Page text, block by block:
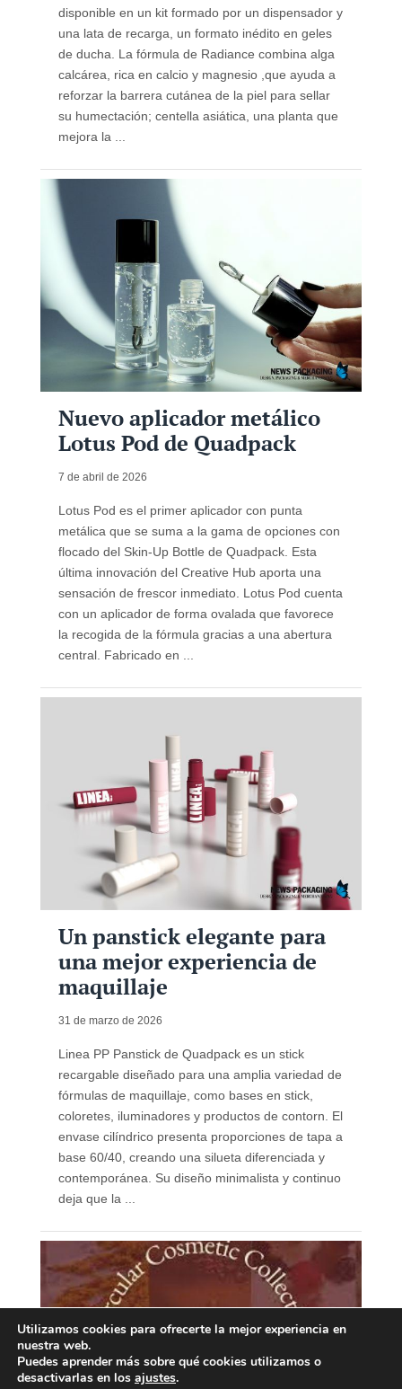
disponible en un kit formado por un dispensador y
una lata de recarga, un formato inédito en geles
de ducha. La fórmula de Radiance combina alga
calcárea, rica en calcio y magnesio ,que ayuda a
reforzar la barrera cutánea de la piel para sellar
su humectación; centella asiática, una planta que
mejora la ...
Nuevo aplicador metálico
Lotus Pod de Quadpack
7 de abril de 2026
Lotus Pod es el primer aplicador con punta
metálica que se suma a la gama de opciones con
flocado del Skin-Up Bottle de Quadpack. Esta
última innovación del Creative Hub aporta una
sensación de frescor inmediato. Lotus Pod cuenta
con un aplicador de forma ovalada que favorece
la recogida de la fórmula gracias a una abertura
central. Fabricado en ...
Un panstick elegante para
una mejor experiencia de
maquillaje
31 de marzo de 2026
Linea PP Panstick de Quadpack es un stick
recargable diseñado para una amplia variedad de
fórmulas de maquillaje, como bases en stick,
coloretes, iluminadores y productos de contorn. El
envase cilíndrico presenta proporciones de tapa a
base 60/40, creando una silueta diferenciada y
contemporánea. Su diseño minimalista y continuo
deja que la ...
Utilizamos cookies para ofrecerte la mejor experiencia en
nuestra web.
Puedes aprender más sobre qué cookies utilizamos o
desactivarlas en los ajustes.